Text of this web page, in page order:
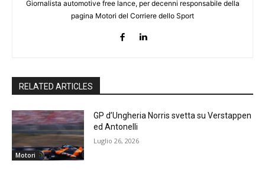
Giornalista automotive free lance, per decenni responsabile della
pagina Motori del Corriere dello Sport
RELATED ARTICLES
Motori
GP d’Ungheria Norris svetta su Verstappen
ed Antonelli
Luglio 26, 2026